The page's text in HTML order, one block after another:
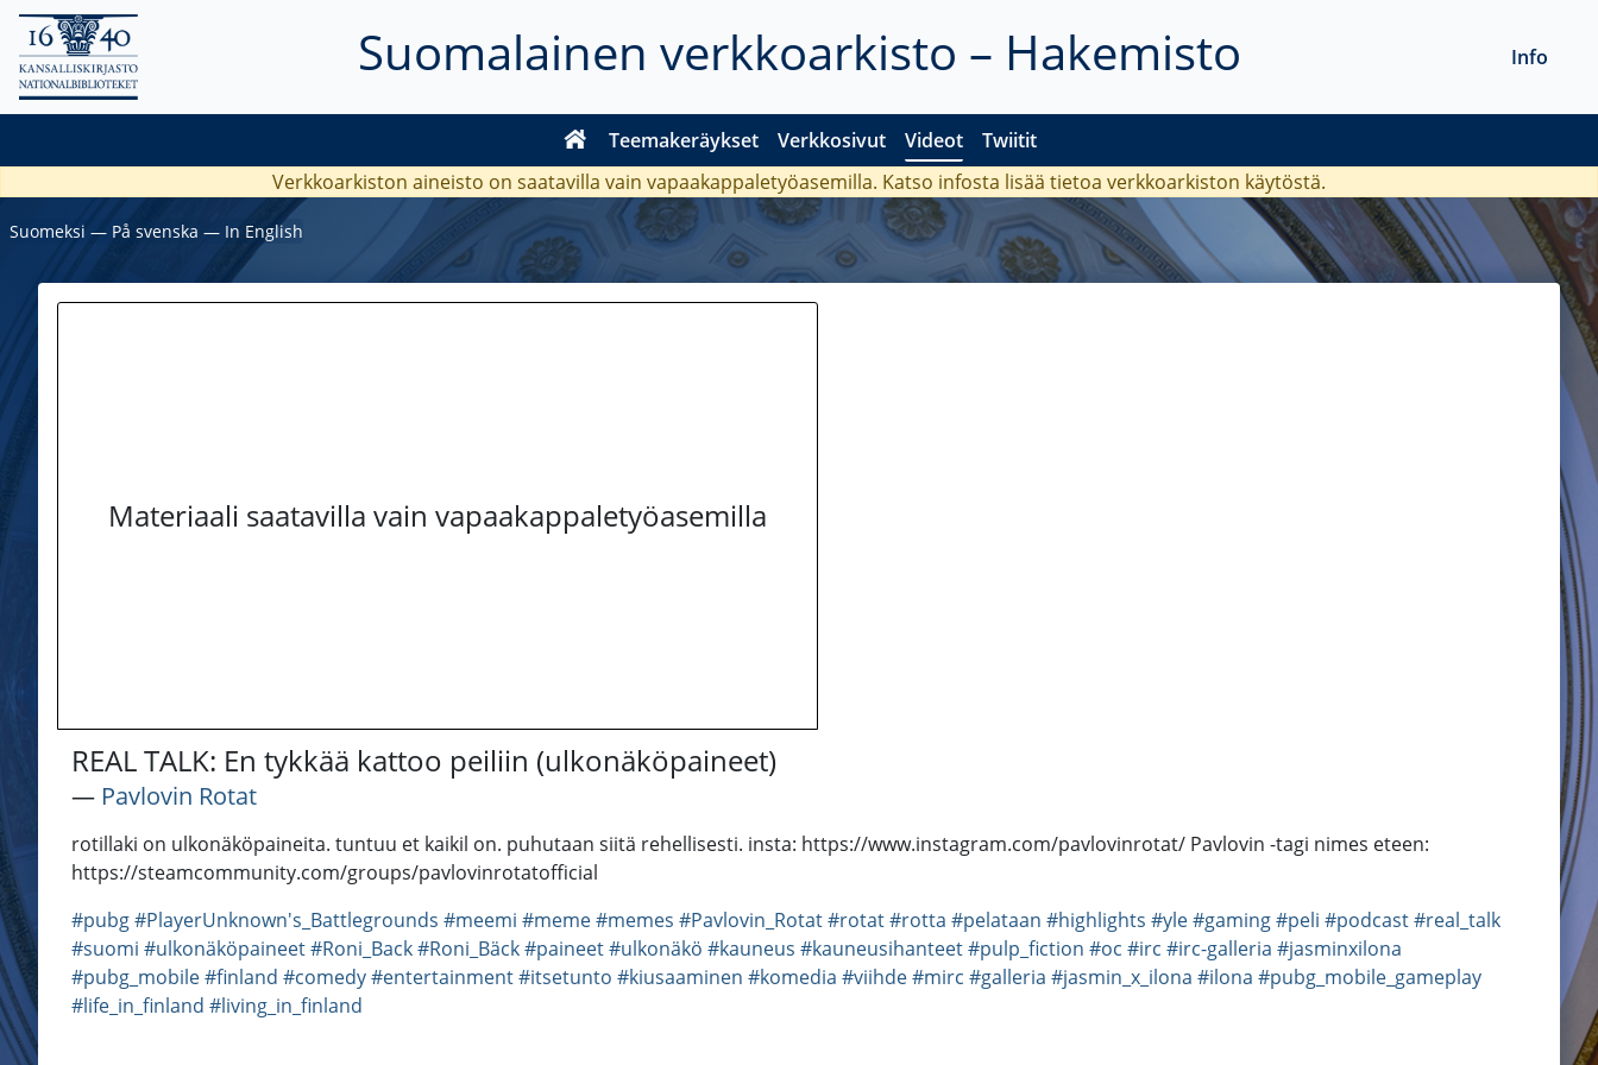
Suomalainen verkkoarkisto – Hakemisto
Teemakeräykset Verkkosivut Videot Twiitit
Info
Verkkoarkiston aineisto on saatavilla vain vapaakappaletyöasemilla. Katso infosta lisää tietoa verkkoarkiston käytöstä.
Suomeksi ― På svenska ― In English
Materiaali saatavilla vain vapaakappaletyöasemilla
REAL TALK: En tykkää kattoo peiliin (ulkonäköpaineet)
― Pavlovin Rotat
rotillaki on ulkonäköpaineita. tuntuu et kaikil on. puhutaan siitä rehellisesti. insta: https://www.instagram.com/pavlovinrotat/ Pavlovin -tagi nimes eteen:
https://steamcommunity.com/groups/pavlovinrotatofficial
#pubg#PlayerUnknown's_Battlegrounds #meemi #meme#memes #Pavlovin_Rotat#rotat#rotta #pelataan #highlights #yle#gaming#peli #podcast#real_talk
#suomi #ulkonäköpaineet#Roni_Back#Roni_Bäck#paineet#ulkonäkö #kauneus #kauneusihanteet#pulp_fiction #oc #irc #irc-galleria #jasminxilona
#pubg_mobile#finland #comedy#entertainment#itsetunto #kiusaaminen #komedia #viihde#mirc #galleria #jasmin_x_ilona #ilona #pubg_mobile_gameplay
#life_in_finland #living_in_finland